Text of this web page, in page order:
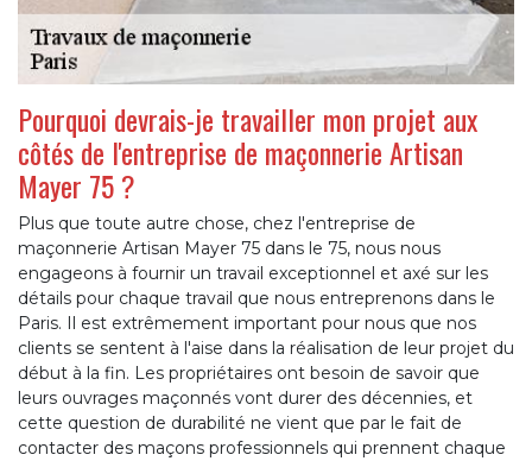
Pourquoi devrais-je travailler mon projet aux
côtés de l'entreprise de maçonnerie Artisan
Mayer 75 ?
Plus que toute autre chose, chez l'entreprise de
maçonnerie Artisan Mayer 75 dans le 75, nous nous
engageons à fournir un travail exceptionnel et axé sur les
détails pour chaque travail que nous entreprenons dans le
Paris. Il est extrêmement important pour nous que nos
clients se sentent à l'aise dans la réalisation de leur projet du
début à la fin. Les propriétaires ont besoin de savoir que
leurs ouvrages maçonnés vont durer des décennies, et
cette question de durabilité ne vient que par le fait de
contacter des maçons professionnels qui prennent chaque